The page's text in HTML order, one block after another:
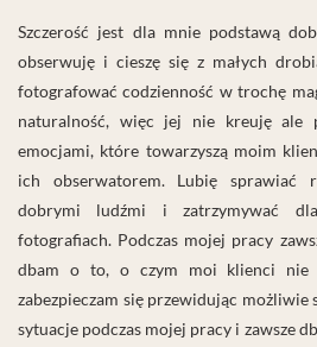
Szczerość jest dla mnie podstawą
obserwuję i cieszę się z małych
fotografować codzienność w trochę
naturalność, więc jej nie kreuję ale
emocjami, które towarzyszą moim
ich obserwatorem. Lubię sprawiać
dobrymi ludźmi i zatrzymywać
fotografiach. Podczas mojej pracy
dbam o to, o czym moi klienci nie
zabezpieczam się przewidując
sytuacje podczas mojej pracy i zawsze